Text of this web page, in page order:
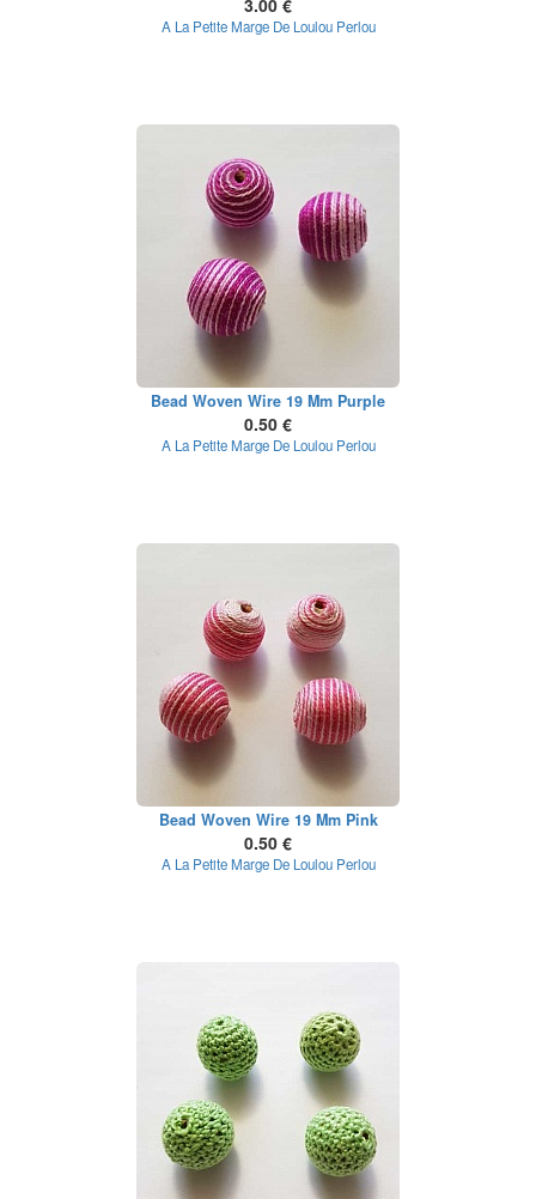
3.00 €
A La Petite Marge De Loulou Perlou
Bead Woven Wire 19 Mm Purple
0.50 €
A La Petite Marge De Loulou Perlou
Bead Woven Wire 19 Mm Pink
0.50 €
A La Petite Marge De Loulou Perlou